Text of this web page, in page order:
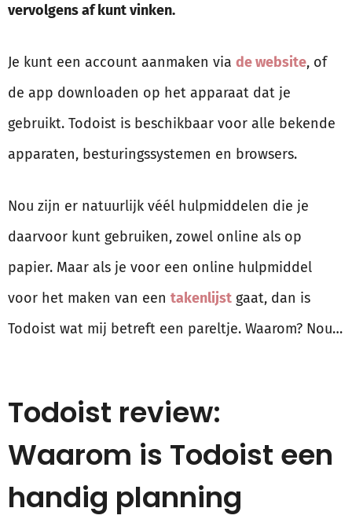
vervolgens af kunt vinken.
Je kunt een account aanmaken via de website, of
de app downloaden op het apparaat dat je
gebruikt. Todoist is beschikbaar voor alle bekende
apparaten, besturingssystemen en browsers.
Nou zijn er natuurlijk véél hulpmiddelen die je
daarvoor kunt gebruiken, zowel online als op
papier. Maar als je voor een online hulpmiddel
voor het maken van een takenlijst gaat, dan is
Todoist wat mij betreft een pareltje. Waarom? Nou…
Todoist review:
Waarom is Todoist een
handig planning